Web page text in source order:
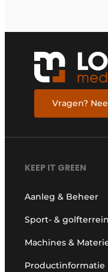
Vragen?
KEEP IT GREEN
Aanleg & Beheer
Sport- &
Machines &
Productinformatie